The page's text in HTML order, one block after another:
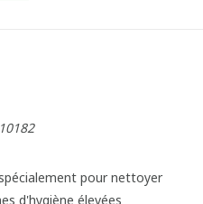
pour nettoyer
d'hygiène élevées